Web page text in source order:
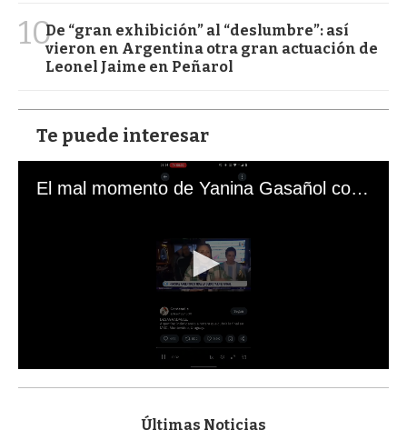
10De “gran exhibición” al “deslumbre”: así
vieron en Argentina otra gran actuación de
Leonel Jaime en Peñarol
Te puede interesar
El mal momento de Yanina Gasañol con un hincha argentino en "Subrayado"
s
Últimas Noticias